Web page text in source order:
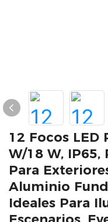
12 Focos LED
W/18 W, IP65,
Para
Aluminio
Ideales Para